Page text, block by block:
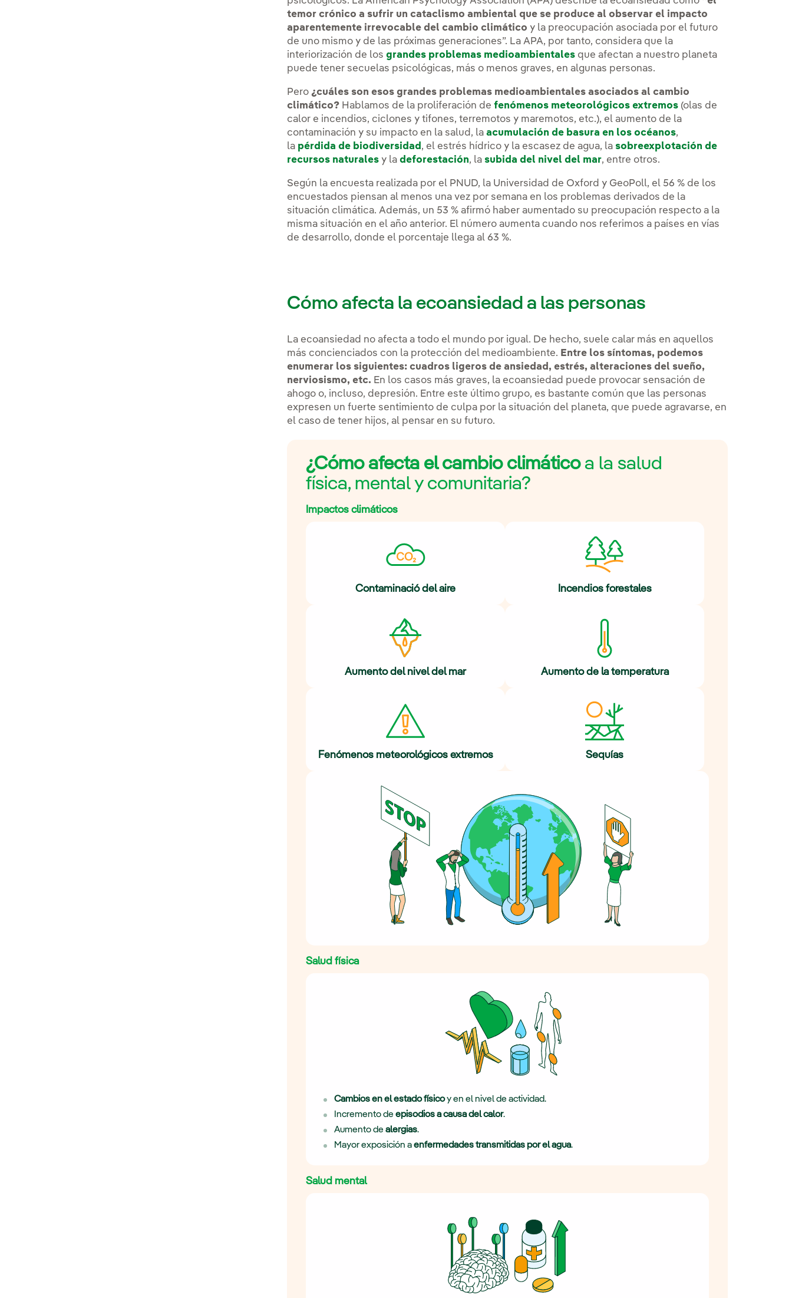
temor crónico a sufrir un cataclismo ambiental que se produce al observar el impacto
aparentemente irrevocable del cambio climático y la preocupación asociada por el futuro
de uno mismo y de las próximas generaciones”. La APA, por tanto, considera que la
interiorización de losgrandes problemas medioambientales que afectan a nuestro planeta
puede tener secuelas psicológicas, más o menos graves, en algunas personas.
Pero¿cuáles son esos grandes problemas medioambientales asociados al cambio
climático? Hablamos de la proliferación defenómenos meteorológicos extremos (olas de
calor e incendios, ciclones y tifones, terremotos y maremotos, etc.), el aumento de la
contaminación y su impacto en la salud, laacumulación de basura en los océanos,
la pérdida de biodiversidad , el estrés hídrico y la escasez de agua, la sobreexplotación de
recursos naturales y ladeforestación, la subida del nivel del mar, entre otros.
Según la encuesta realizada por el PNUD, la Universidad de Oxford y GeoPoll, el 56 % de los
encuestados piensan al menos una vez por semana en los problemas derivados de la
situación climática. Además, un 53 % afirmó haber aumentado su preocupación respecto a la
misma situación en el año anterior. El número aumenta cuando nos referimos a países en vías
de desarrollo, donde el porcentaje llega al 63 %.
Cómo afecta la ecoansiedad a las personas
La ecoansiedad no afecta a todo el mundo por igual. De hecho, suele calar más en aquellos
más concienciados con la protección del medioambiente. Entre los síntomas, podemos
enumerar los siguientes: cuadros ligeros de ansiedad, estrés, alteraciones del sueño,
nerviosismo, etc. En los casos más graves, la ecoansiedad puede provocar sensación de
ahogo o, incluso, depresión. Entre este último grupo, es bastante común que las personas
expresen un fuerte sentimiento de culpa por la situación del planeta, que puede agravarse, en
el caso de tener hijos, al pensar en su futuro.
¿Cómo afecta el cambio climáticoa la salud
física, mental y comunitaria?
Impactos climáticos
Contaminació del aire Incendios forestales
Aumento del nivel del mar Aumento de la temperatura
Fenómenos meteorológicos extremos Sequías
Salud física
Cambios en el estado físicoy en el nivel de actividad.
Incremento deepisodios a causa del calor.
Aumento dealergias.
Mayor exposición aenfermedades transmitidas por el agua.
Salud mental